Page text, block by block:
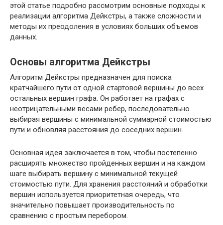
этой статье подробно рассмотрим основные подходы к
реализации алгоритма Дейкстры, а также сложности и
методы их преодоления в условиях больших объемов
данных.
Основы алгоритма Дейкстры
Алгоритм Дейкстры предназначен для поиска
кратчайшего пути от одной стартовой вершины до всех
остальных вершин графа. Он работает на графах с
неотрицательными весами ребер, последовательно
выбирая вершины с минимальной суммарной стоимостью
пути и обновляя расстояния до соседних вершин.
Основная идея заключается в том, чтобы постепенно
расширять множество пройденных вершин и на каждом
шаге выбирать вершину с минимальной текущей
стоимостью пути. Для хранения расстояний и обработки
вершин используется приоритетная очередь, что
значительно повышает производительность по
сравнению с простым перебором.